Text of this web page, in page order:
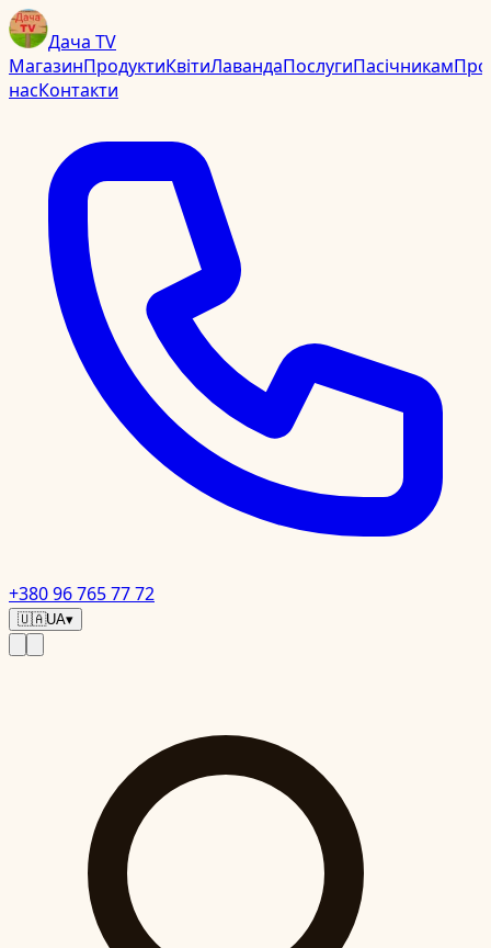
Дача TV
МагазинПродуктиКвітиЛавандаПослугиПасічникамПро
насКонтакти
+380 96 765 77 72
🇺🇦UA▾